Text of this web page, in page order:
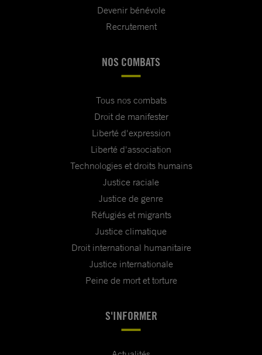
Devenir bénévole
Recrutement
NOS COMBATS
Tous nos combats
Droit de manifester
Liberté d'expression
Liberté d'association
Technologies et droits humains
Justice raciale
Justice de genre
Réfugiés et migrants
Justice climatique
Droit international humanitaire
Justice internationale
Peine de mort et torture
S'INFORMER